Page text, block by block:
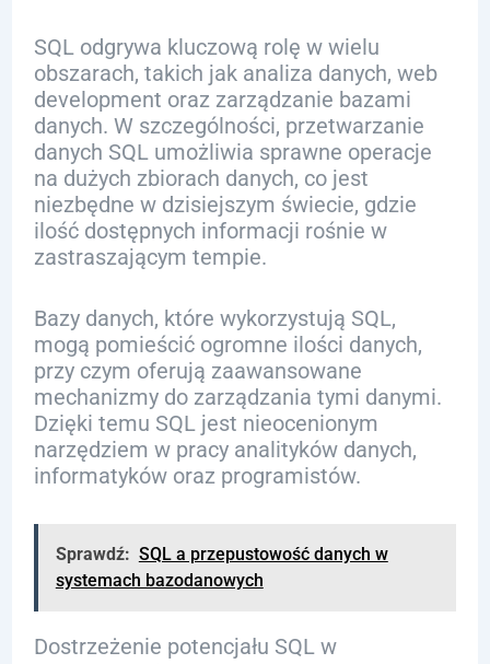
SQL odgrywa kluczową rolę w wielu
obszarach, takich jak analiza danych, web
development oraz zarządzanie bazami
danych. W szczególności, przetwarzanie
danych SQL umożliwia sprawne operacje
na dużych zbiorach danych, co jest
niezbędne w dzisiejszym świecie, gdzie
ilość dostępnych informacji rośnie w
zastraszającym tempie.
Bazy danych, które wykorzystują SQL,
mogą pomieścić ogromne ilości danych,
przy czym oferują zaawansowane
mechanizmy do zarządzania tymi danymi.
Dzięki temu SQL jest nieocenionym
narzędziem w pracy analityków danych,
informatyków oraz programistów.
Sprawdź: SQL a przepustowość danych w
systemach bazodanowych
Dostrzeżenie potencjału SQL w